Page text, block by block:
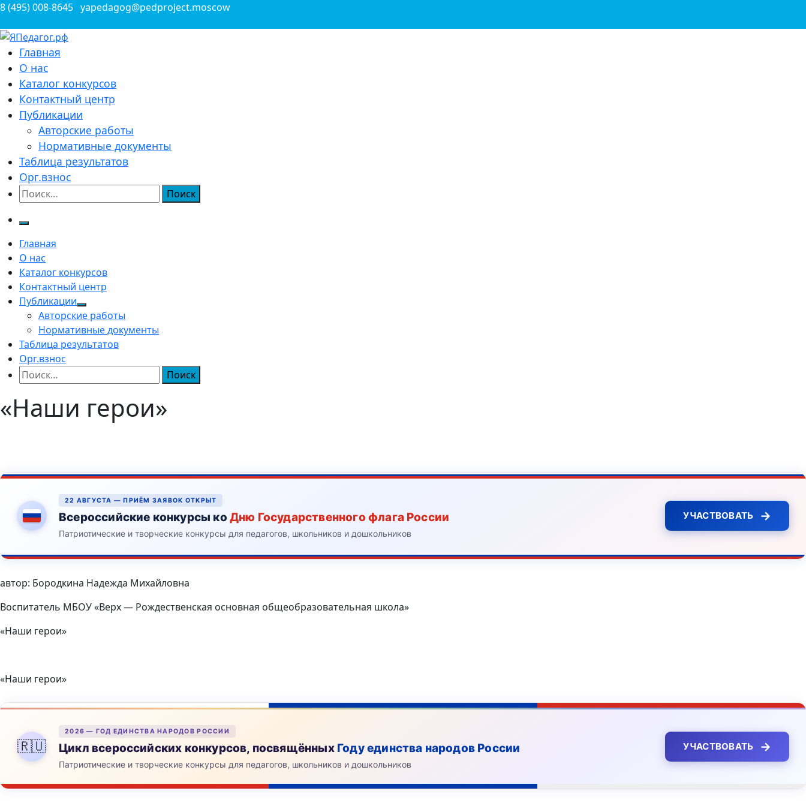
Перейти
содержимому
8 (495) 008-8645 yapedagog@pedproject.moscow
ЯПедагог.рф
Всероссийские конкурсы для педагогов
Главная
О нас
Каталог конкурсов
Контактный центр
Публикации
Авторские работы
Нормативные документы
Таблица результатов
Орг.взнос
Найти:
Главная
О нас
Каталог конкурсов
Контактный центр
Публикации
Авторские работы
Нормативные документы
Таблица результатов
Орг.взнос
Найти:
«Наши герои»
22 АВГУСТА — ПРИЁМ ЗАЯВОК ОТКРЫТ
Всероссийские конкурсы ко Дню Государственного флага России
Патриотические и творческие конкурсы для педагогов, школьников и дошкольников
УЧАСТВОВАТЬ →
автор: Бородкина Надежда Михайловна
Воспитатель МБОУ «Верх — Рождественская основная общеобразовательная школа»
«Наши герои»
«Наши герои»
🇷🇺
2026 — ГОД ЕДИНСТВА НАРОДОВ РОССИИ
Цикл всероссийских конкурсов, посвящённых Году единства народов России
Патриотические и творческие конкурсы для педагогов, школьников и дошкольников
УЧАСТВОВАТЬ →